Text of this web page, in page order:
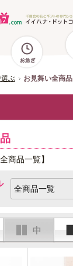
選ぶ お見舞い全商品
商品一覧】